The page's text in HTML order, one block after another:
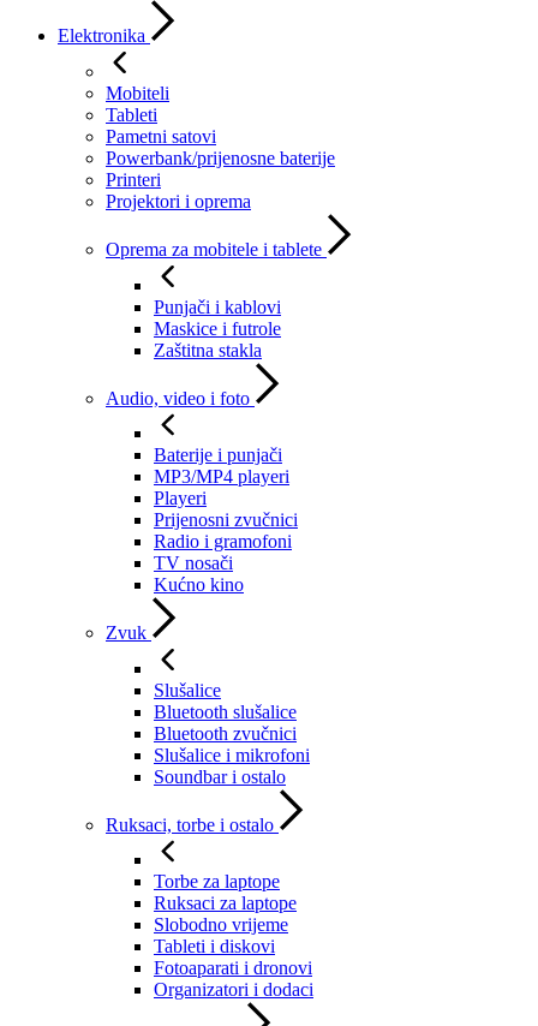
Elektronika
Mobiteli
Tableti
Pametni satovi
Powerbank/prijenosne baterije
Printeri
Projektori i oprema
Oprema za mobitele i tablete
Punjači i kablovi
Maskice i futrole
Zaštitna stakla
Audio, video i foto
Baterije i punjači
MP3/MP4 playeri
Playeri
Prijenosni zvučnici
Radio i gramofoni
TV nosači
Kućno kino
Zvuk
Slušalice
Bluetooth slušalice
Bluetooth zvučnici
Slušalice i mikrofoni
Soundbar i ostalo
Ruksaci, torbe i ostalo
Torbe za laptope
Ruksaci za laptope
Slobodno vrijeme
Tableti i diskovi
Fotoaparati i dronovi
Organizatori i dodaci